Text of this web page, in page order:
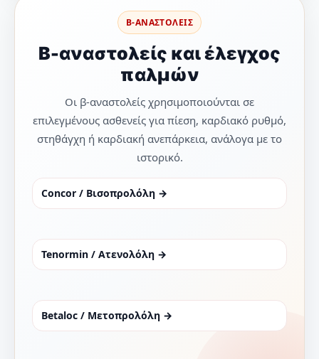
Β-ΑΝΑΣΤΟΛΕΙΣ
Β-αναστολείς και έλεγχος
παλμών
Οι β-αναστολείς χρησιμοποιούνται σε
επιλεγμένους ασθενείς για πίεση, καρδιακό ρυθμό,
στηθάγχη ή καρδιακή ανεπάρκεια, ανάλογα με το
ιστορικό.
Concor / Βισοπρολόλη →
Tenormin / Ατενολόλη →
Betaloc / Μετοπρολόλη →